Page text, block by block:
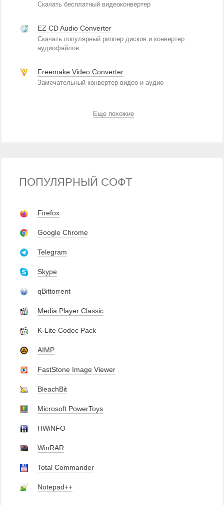
Скачать бесплатный видеоконвертер
EZ CD Audio Converter
Скачать популярный риппер дисков и конвертер
аудиофайлов
Freemake Video Converter
Замечательный конвертер видео и аудио
Еще похожие
ПОПУЛЯРНЫЙ СОФТ
Firefox
Google Chrome
Telegram
Skype
qBittorrent
Media Player Classic
K-Lite Codec Pack
AIMP
FastStone Image Viewer
BleachBit
Microsoft PowerToys
HWiNFO
WinRAR
Total Commander
Notepad++